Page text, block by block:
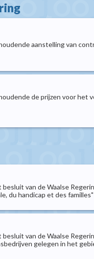
aanstelling van
de prijzen voor
van de Waalse
du handicap et des familles"
van de Waalse
gelegen in het